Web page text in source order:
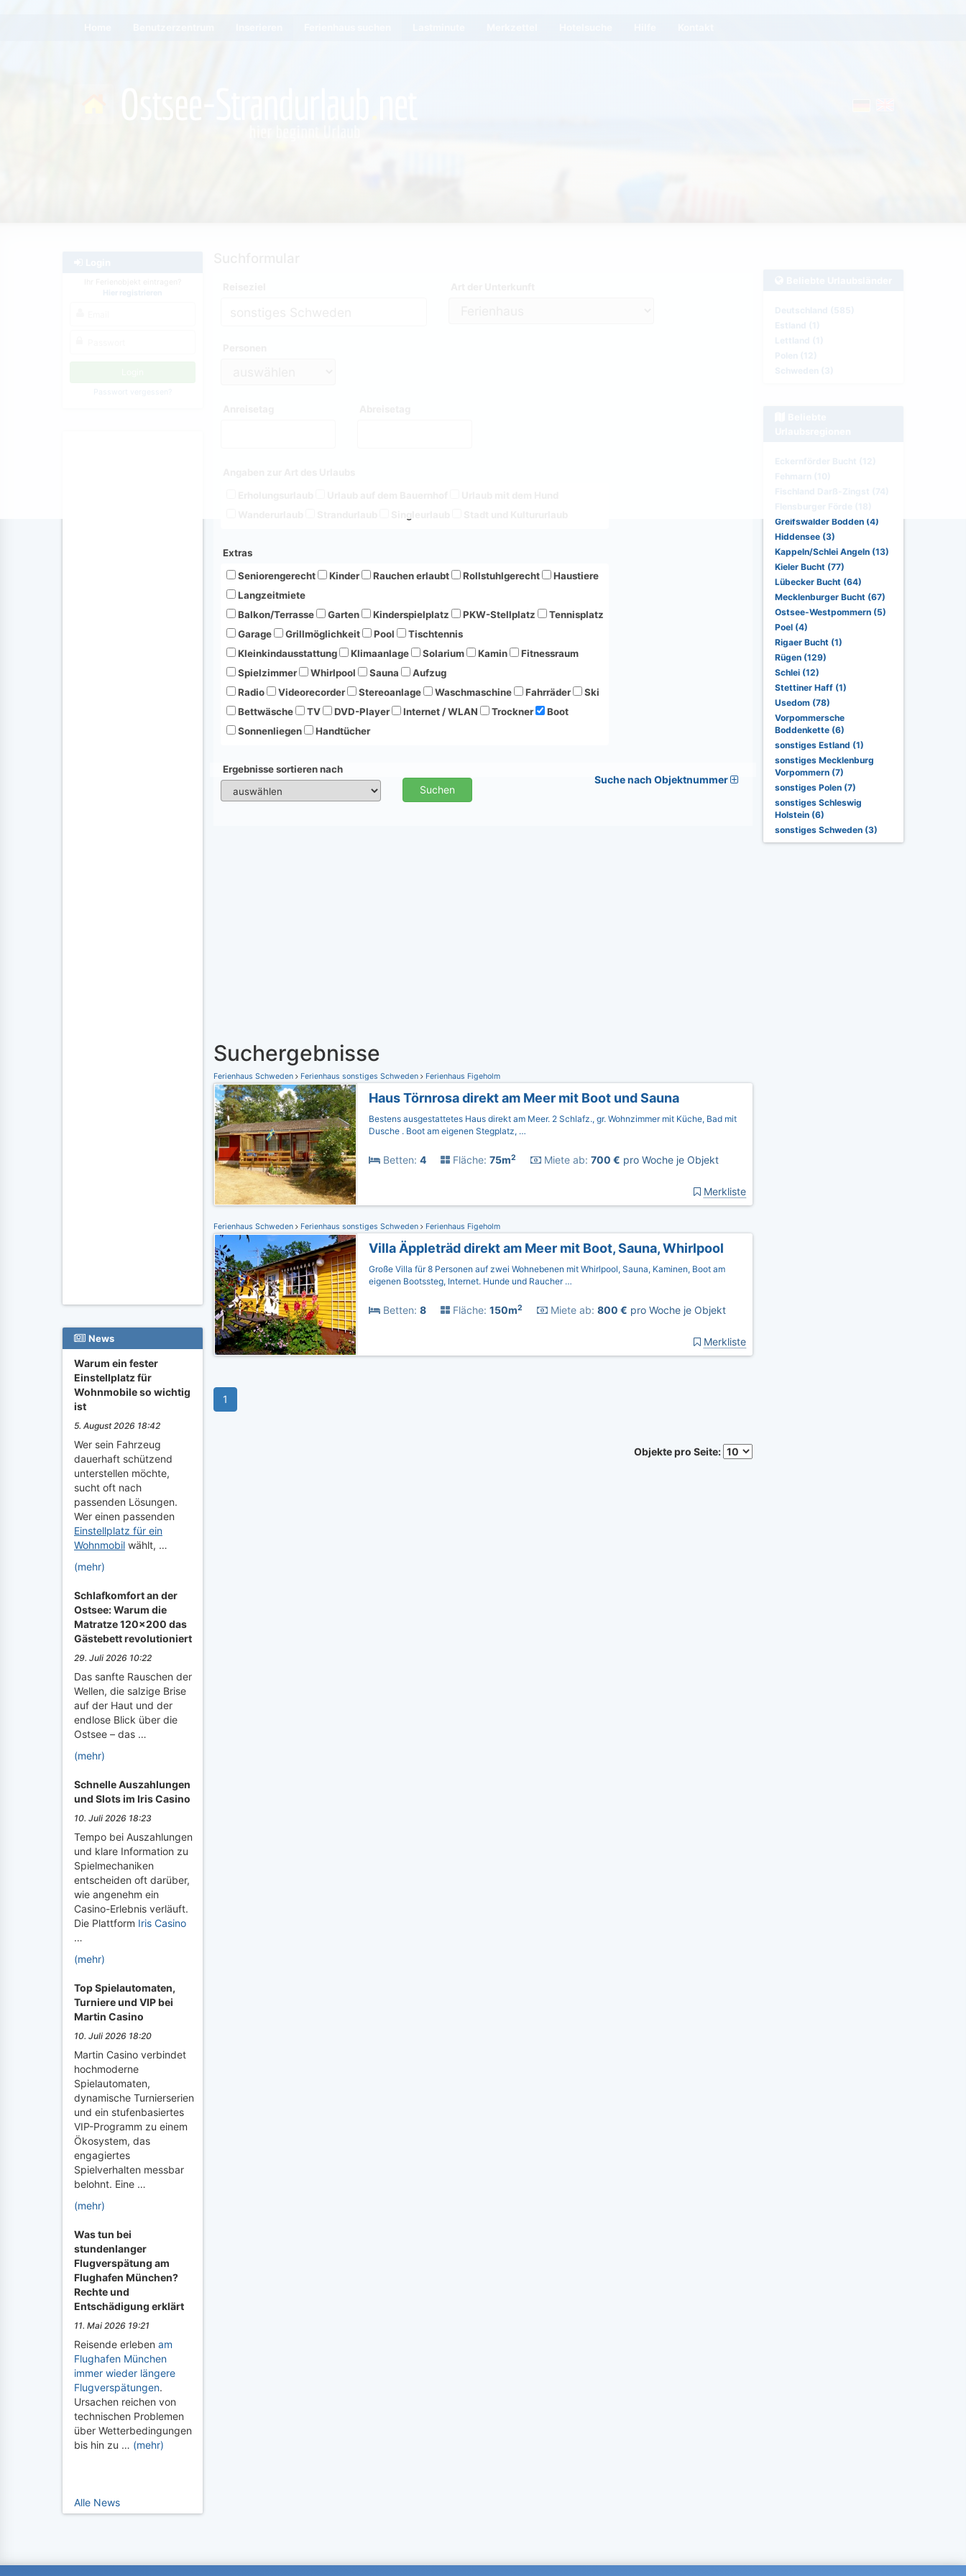
News
Warum ein fester
Einstellplatz für
Wohnmobile so wichtig
ist
5. August 2026 18:42
Wer sein Fahrzeug
dauerhaft schützend
unterstellen möchte,
sucht oft nach
passenden Lösungen.
Wer einen passenden
Einstellplatz für ein
Wohnmobil wählt, …
(mehr)
Schlafkomfort an der
Ostsee: Warum die
Matratze 120x200 das
Gästebett revolutioniert
29. Juli 2026 10:22
Das sanfte Rauschen der
Wellen, die salzige Brise
auf der Haut und der
endlose Blick über die
Ostsee – das …
(mehr)
Schnelle Auszahlungen
und Slots im Iris Casino
10. Juli 2026 18:23
Tempo bei Auszahlungen
und klare Information zu
Spielmechaniken
entscheiden oft darüber,
wie angenehm ein
Casino-Erlebnis verläuft.
Die Plattform Iris Casino
…
(mehr)
Top Spielautomaten,
Turniere und VIP bei
Martin Casino
10. Juli 2026 18:20
Martin Casino verbindet
hochmoderne
Spielautomaten,
dynamische Turnierserien
und ein stufenbasiertes
VIP-Programm zu einem
Ökosystem, das
engagiertes
Spielverhalten messbar
belohnt. Eine …
(mehr)
Was tun bei
stundenlanger
Flugverspätung am
Flughafen München?
Rechte und
Entschädigung erklärt
11. Mai 2026 19:21
Reisende erleben am
Flughafen München
immer wieder längere
Flugverspätungen.
Ursachen reichen von
technischen Problemen
über Wetterbedingungen
bis hin zu … (mehr)
Alle News
Extras
Seniorengerecht
Kinder Rauchen erlaubt Rollstuhlgerecht
Haustiere
Langzeitmiete
Balkon/Terrasse
Garten Kinderspielplatz PKW-Stellplatz
Tennisplatz
Garage
Grillmöglichkeit Pool
Tischtennis
Kleinkindausstattung
Klimaanlage Solarium Kamin
Fitnessraum
Spielzimmer
Whirlpool Sauna
Aufzug
Radio
Videorecorder Stereoanlage Waschmaschine Fahrräder
Ski
Bettwäsche
TV DVD-Player Internet / WLAN Trockner
Boot
Sonnenliegen
Handtücher
Ergebnisse sortieren nach
Suchen
Suche nach Objektnummer
Suchergebnisse
Ferienhaus Schweden Ferienhaus sonstiges Schweden Ferienhaus Figeholm
Haus Törnrosa direkt am Meer mit Boot und Sauna
Bestens ausgestattetes Haus direkt am Meer. 2 Schlafz., gr. Wohnzimmer mit Küche, Bad mit
Dusche . Boot am eigenen Stegplatz, …
Betten: 4 Fläche: 75m2 Miete ab: 700 € pro Woche je Objekt
Merkliste
Ferienhaus Schweden Ferienhaus sonstiges Schweden Ferienhaus Figeholm
Villa Äppleträd direkt am Meer mit Boot, Sauna, Whirlpool
Große Villa für 8 Personen auf zwei Wohnebenen mit Whirlpool, Sauna, Kaminen, Boot am
eigenen Bootssteg, Internet. Hunde und Raucher …
Betten: 8 Fläche: 150m2 Miete ab: 800 € pro Woche je Objekt
Merkliste
1
Objekte pro Seite:
Greifswalder Bodden (4)
Hiddensee (3)
Kappeln/Schlei Angeln (13)
Kieler Bucht (77)
Lübecker Bucht (64)
Mecklenburger Bucht (67)
Ostsee-Westpommern (5)
Poel (4)
Rigaer Bucht (1)
Rügen (129)
Schlei (12)
Stettiner Haff (1)
Usedom (78)
Vorpommersche
Boddenkette (6)
sonstiges Estland (1)
sonstiges Mecklenburg
Vorpommern (7)
sonstiges Polen (7)
sonstiges Schleswig
Holstein (6)
sonstiges Schweden (3)